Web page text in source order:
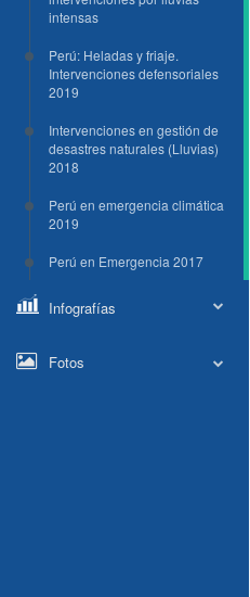
intensas
Perú: Heladas y friaje.
Intervenciones defensoriales
2019
Intervenciones en gestión de
desastres naturales (Lluvias)
2018
Perú en emergencia climática
2019
Perú en Emergencia 2017
Infografías
Fotos